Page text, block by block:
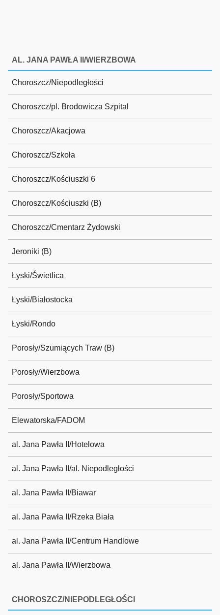
AL. JANA PAWŁA II/WIERZBOWA
Choroszcz/Niepodległości
Choroszcz/pl. Brodowicza Szpital
Choroszcz/Akacjowa
Choroszcz/Szkoła
Choroszcz/Kościuszki 6
Choroszcz/Kościuszki (B)
Choroszcz/Cmentarz Żydowski
Jeroniki (B)
Łyski/Świetlica
Łyski/Białostocka
Łyski/Rondo
Porosły/Szumiących Traw (B)
Porosły/Wierzbowa
Porosły/Sportowa
Elewatorska/FADOM
al. Jana Pawła II/Hotelowa
al. Jana Pawła II/al. Niepodległości
al. Jana Pawła II/Biawar
al. Jana Pawła II/Rzeka Biała
al. Jana Pawła II/Centrum Handlowe
al. Jana Pawła II/Wierzbowa
CHOROSZCZ/NIEPODLEGŁOŚCI